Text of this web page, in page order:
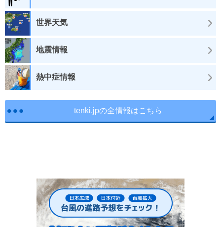
世界天気
地震情報
熱中症情報
tenki.jpの全情報はこちら